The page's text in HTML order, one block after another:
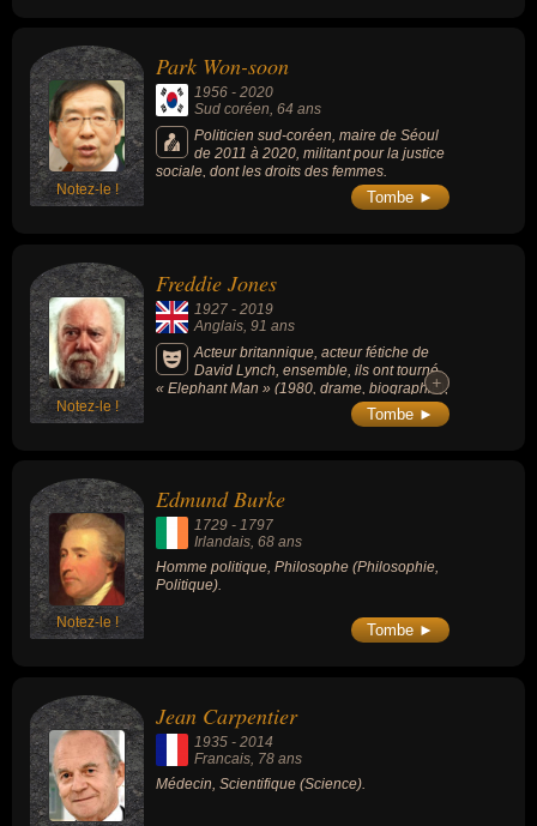
chansons. C'était en outre une personnalité
très dynamique qui a encouragé de
nombreux artistes à s'engager dans la
chanson populaire de qualité.
Notez-le !
Park Won-soon
1956 - 2020
Sud coréen, 64 ans
Politicien sud-coréen, maire de Séoul
de 2011 à 2020, militant pour la justice
sociale, dont les droits des femmes.
Tombe ►
Notez-le !
Freddie Jones
1927 - 2019
Anglais , 91 ans
Acteur britannique, acteur fétiche de
David Lynch, ensemble, ils ont tourné
« Elephant Man » (1980, drame, biographie),
« Dune » (1984, science-fiction) et « Sailor et
Lula » (1990, drame). Freddie Jones est
Freddie Jones est le père de l'acteur Toby
Jones (qui joue le rôle de Dobby dans Harry
Potter).
+
+
Tombe ►
Notez-le !
Edmund Burke
1729 - 1797
Irlandais, 68 ans
Homme politique, Philosophe (Philosophie,
Politique).
Tombe ►
Jean Carpentier
1935 - 2014
Francais , 78 ans
Médecin, Scientifique (Science).